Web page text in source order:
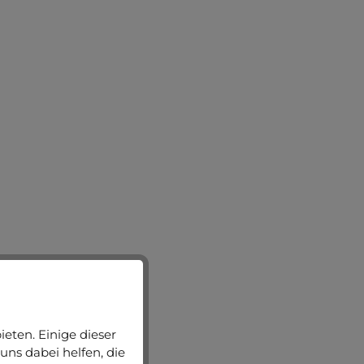
Einige dieser
dabei helfen, die